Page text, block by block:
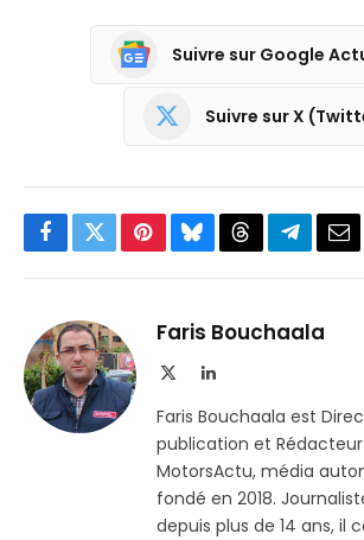
Suivre sur Google
Suivre sur X
Facebook
TwitterPinterestBlueskyThreadsPartager
Telegram
Faris Bouchaala
LinkedIn
Faris Bouchaala est
publication et
MotorsActu, média
fondé en 2018.
depuis plus de 14 ans, il